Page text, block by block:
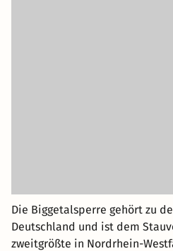
Die Biggetalsperre gehört zu
Deutschland und ist dem
zweitgrößte in Nordrhein-